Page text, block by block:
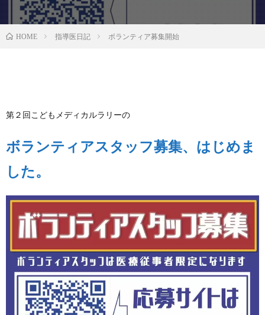
HOME 指導医日記 ボランティア募集開始
第２回こどもメディカルラリーの
ボランティアスタッフ募集、はじめま
した。